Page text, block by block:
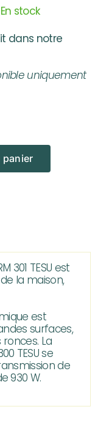
En stock
dans notre
uniquement
panier
301 TESU est
la maison,
est
surfaces,
La
TESU se
de
930 W.